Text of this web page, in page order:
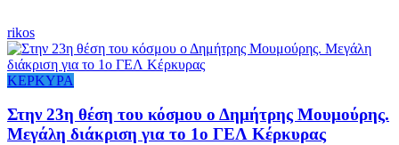
rikos
ΚΕΡΚΥΡΑ
Στην 23η θέση του κόσμου ο Δημήτρης Μουμούρης.
Μεγάλη διάκριση για το 1ο ΓΕΛ Κέρκυρας